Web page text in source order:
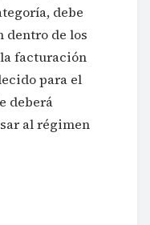
debe
dentro de los
facturación
para el
deberá
al régimen